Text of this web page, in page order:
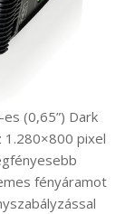
(0,65”) Dark
1.280×800 pixel
fényáramot